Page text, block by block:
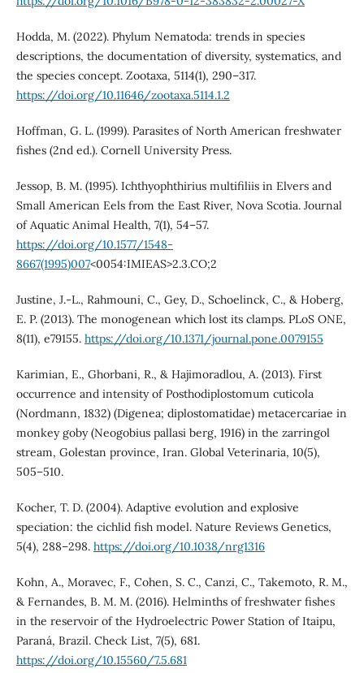
Hodda, M. (2022). Phylum Nematoda: trends in species
descriptions, the documentation of diversity, systematics, and
the species concept. Zootaxa, 5114(1), 290–317.
https://doi.org/10.11646/zootaxa.5114.1.2
Hoffman, G. L. (1999). Parasites of North American freshwater
fishes (2nd ed.). Cornell University Press.
Jessop, B. M. (1995). Ichthyophthirius multifiliis in Elvers and
Small American Eels from the East River, Nova Scotia. Journal
of Aquatic Animal Health, 7(1), 54–57.
https://doi.org/10.1577/1548-
8667(1995)007<0054:IMIEAS>2.3.CO;2
Justine, J.-L., Rahmouni, C., Gey, D., Schoelinck, C., & Hoberg,
E. P. (2013). The monogenean which lost its clamps. PLoS ONE,
8(11), e79155. https://doi.org/10.1371/journal.pone.0079155
Karimian, E., Ghorbani, R., & Hajimoradlou, A. (2013). First
occurrence and intensity of Posthodiplostomum cuticola
(Nordmann, 1832) (Digenea; diplostomatidae) metacercariae in
monkey goby (Neogobius pallasi berg, 1916) in the zarringol
stream, Golestan province, Iran. Global Veterinaria, 10(5),
505–510.
Kocher, T. D. (2004). Adaptive evolution and explosive
speciation: the cichlid fish model. Nature Reviews Genetics,
5(4), 288–298. https://doi.org/10.1038/nrg1316
Kohn, A., Moravec, F., Cohen, S. C., Canzi, C., Takemoto, R. M.,
& Fernandes, B. M. M. (2016). Helminths of freshwater fishes
in the reservoir of the Hydroelectric Power Station of Itaipu,
Paraná, Brazil. Check List, 7(5), 681.
https://doi.org/10.15560/7.5.681